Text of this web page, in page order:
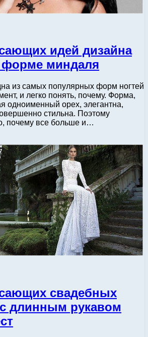
идей дизайна
форме миндаля
из самых популярных форм ногтей
и легко понять, почему. Форма,
одноименный орех, элегантна,
стильна. Поэтому
почему все больше и…
свадебных
длинным рукавом